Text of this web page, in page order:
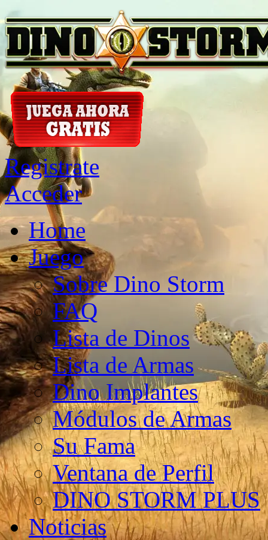
Registrate
Acceder
Home
Juego
Sobre Dino Storm
FAQ
Lista de Dinos
Lista de Armas
Dino Implantes
Módulos de Armas
Su Fama
Ventana de Perfil
DINO STORM PLUS
Noticias